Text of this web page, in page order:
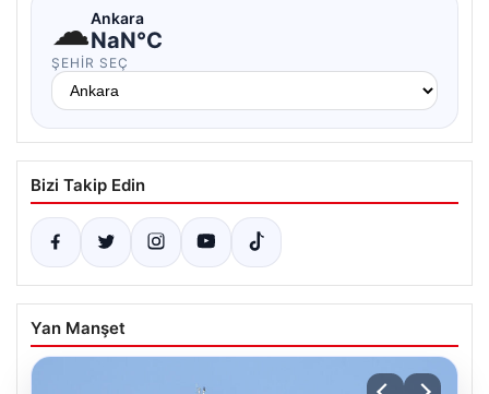
☁Ankara
NaN°C
ŞEHIR SEÇ
Bizi Takip Edin
Yan Manşet